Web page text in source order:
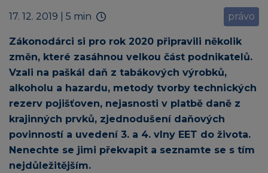
17. 12. 2019 | 5 min právo
Zákonodárci si pro rok 2020 připravili několik
změn, které zasáhnou velkou část podnikatelů.
Vzali na paškál daň z tabákových výrobků,
alkoholu a hazardu, metody tvorby technických
rezerv pojišťoven, nejasnosti v platbě daně z
krajinných prvků, zjednodušení daňových
povinností a uvedení 3. a 4. vlny EET do života.
Nenechte se jimi překvapit a seznamte se s tím
nejdůležitějším.